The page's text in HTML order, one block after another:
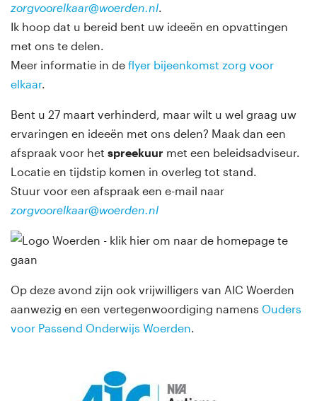
zorgvoorelkaar@woerden.nl.
Ik hoop dat u bereid bent uw ideeën en opvattingen
met ons te delen.
Meer informatie in de flyer bijeenkomst zorg voor
elkaar.
Bent u 27 maart verhinderd, maar wilt u wel graag uw
ervaringen en ideeën met ons delen? Maak dan een
afspraak voor het spreekuur met een beleidsadviseur.
Locatie en tijdstip komen in overleg tot stand.
Stuur voor een afspraak een e-mail naar
zorgvoorelkaar@woerden.nl
Op deze avond zijn ook vrijwilligers van AIC Woerden
aanwezig en een vertegenwoordiging namens Ouders
voor Passend Onderwijs Woerden.